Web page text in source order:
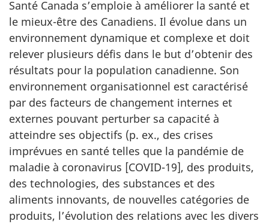
Santé Canada s’emploie à améliorer la santé et
le mieux-être des Canadiens. Il évolue dans un
environnement dynamique et complexe et doit
relever plusieurs défis dans le but d’obtenir des
résultats pour la population canadienne. Son
environnement organisationnel est caractérisé
par des facteurs de changement internes et
externes pouvant perturber sa capacité à
atteindre ses objectifs (p. ex., des crises
imprévues en santé telles que la pandémie de
maladie à coronavirus [COVID-19], des produits,
des technologies, des substances et des
aliments innovants, de nouvelles catégories de
produits, l’évolution des relations avec les divers